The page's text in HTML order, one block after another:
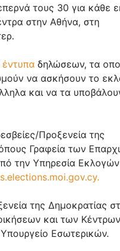
τους 30 για κάθε
στην Αθήνα, στη
έντυπα δηλώσεων, τα
να ασκήσουν το
και να τα
Προξενεία της
Γραφεία των
την Υπηρεσία Εκλογών
της Δημοκρατίας
και των Κέντρων
Εσωτερικών.